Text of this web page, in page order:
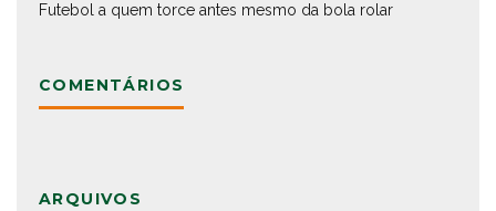
Futebol a quem torce antes mesmo da bola rolar
COMENTÁRIOS
ARQUIVOS